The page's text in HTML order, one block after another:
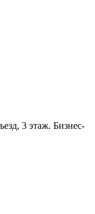
3 этаж. Бизнес-